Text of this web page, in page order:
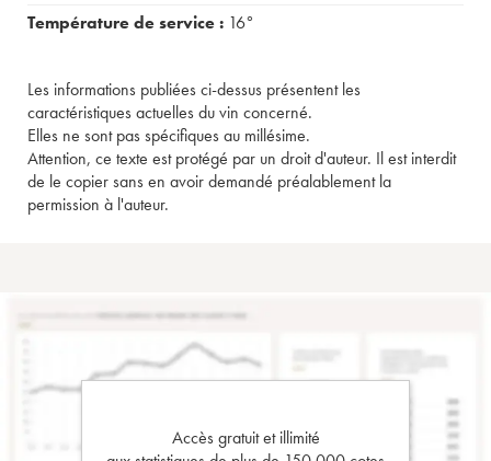
Température de service : 16°
Les informations publiées ci-dessus présentent les
caractéristiques actuelles du vin concerné.
Elles ne sont pas spécifiques au millésime.
Attention, ce texte est protégé par un droit d'auteur. Il est interdit
de le copier sans en avoir demandé préalablement la
permission à l'auteur.
Accès gratuit et illimité